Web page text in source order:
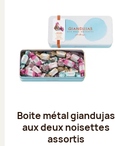
Boite métal giandujas
aux deux noisettes
assortis